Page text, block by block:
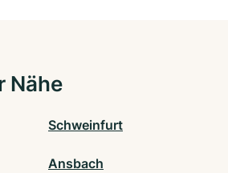
Nähe
Schweinfurt
Ansbach